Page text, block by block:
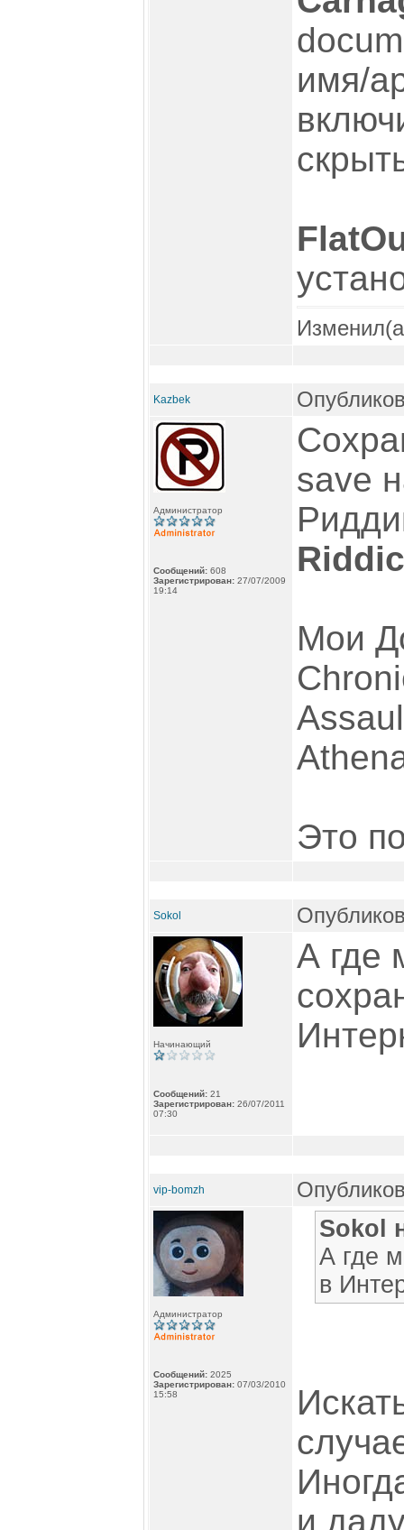
имя/
Kazbek
Администратор
Сообщений: 608
Зарегистрирован: 27/07/2009
19:14
save
Мои
Это
Sokol
Начинающий
Сообщений: 21
Зарегистрирован: 26/07/2011
07:30
А где
vip-bomzh
Администратор
Сообщений: 2025
Зарегистрирован: 07/03/2010
15:58
Sokol
А где
в
и